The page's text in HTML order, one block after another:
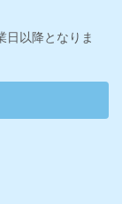
日以降となりま